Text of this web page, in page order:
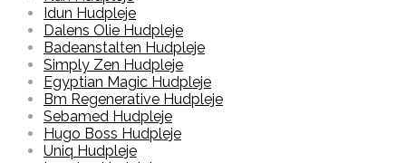
Idun Hudpleje
Dalens Olie Hudpleje
Badeanstalten Hudpleje
Simply Zen Hudpleje
Egyptian Magic Hudpleje
Bm Regenerative Hudpleje
Sebamed Hudpleje
Hugo Boss Hudpleje
Uniq Hudpleje